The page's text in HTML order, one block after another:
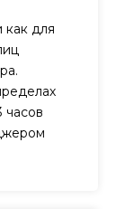
как для
часов